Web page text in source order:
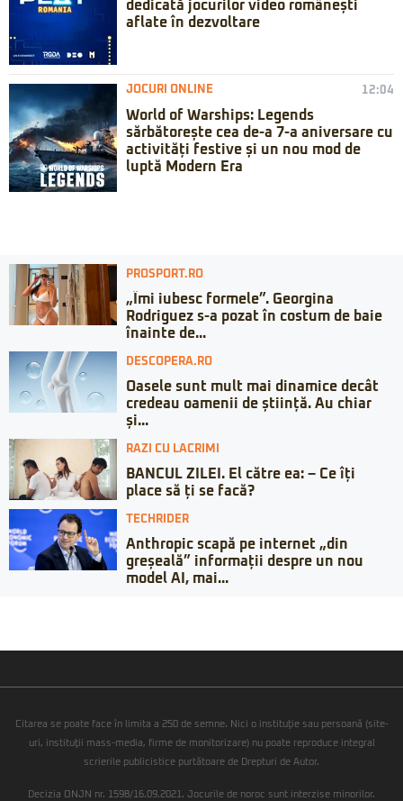
dedicată jocurilor video românești
aflate în dezvoltare
JOCURI ONLINE 12:04
World of Warships: Legends
sărbătorește cea de-a 7-a aniversare cu
activități festive și un nou mod de
luptă Modern Era
PROSPORT.RO
„Îmi iubesc formele”. Georgina
Rodriguez s-a pozat în costum de baie
înainte de...
DESCOPERA.RO
Oasele sunt mult mai dinamice decât
credeau oamenii de știință. Au chiar
și...
RAZI CU LACRIMI
BANCUL ZILEI. El către ea: – Ce îți
place să ți se facă?
TECHRIDER
Anthropic scapă pe internet „din
greșeală” informații despre un nou
model AI, mai...
Citarea se poate face în limita a 250 de semne. Nici o instituţie sau persoană (site-
uri, instituţii mass-media, firme de monitorizare) nu poate reproduce integral
scrierile publicistice purtătoare de Drepturi de Autor.
Decizia ONJN nr. 1598/16.09.2021. Jocurile de noroc sunt interzise minorilor.